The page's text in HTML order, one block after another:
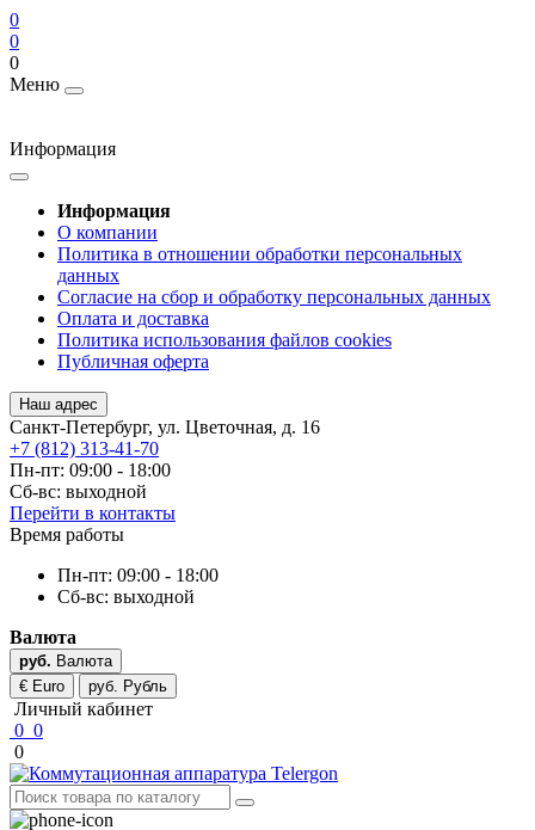
0
0
0
Меню
Информация
Информация
О компании
Политика в отношении обработки персональных
данных
Согласие на сбор и обработку персональных данных
Оплата и доставка
Политика использования файлов cookies
Публичная оферта
Наш адрес
Санкт-Петербург, ул. Цветочная, д. 16
+7 (812) 313-41-70
Пн-пт: 09:00 - 18:00
Cб-вс: выходной
Перейти в контакты
Время работы
Пн-пт: 09:00 - 18:00
Cб-вс: выходной
Валюта
руб. Валюта
€ Euro
руб. Рубль
Личный кабинет
0 0
0